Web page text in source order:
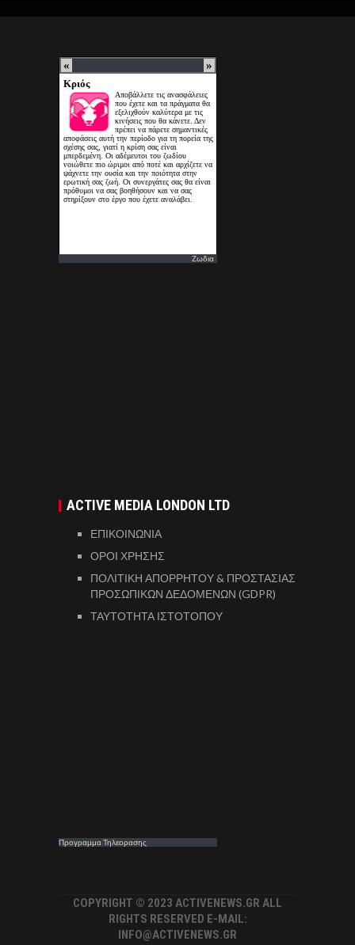
Ζωδια
ACTIVE MEDIA LONDON LTD
ΕΠΙΚΟΙΝΩΝΙΑ
ΟΡΟΙ ΧΡΗΣΗΣ
ΠΟΛΙΤΙΚΗ ΑΠΟΡΡΗΤΟΥ & ΠΡΟΣΤΑΣΙΑΣ
ΠΡΟΣΩΠΙΚΩΝ ΔΕΔΟΜΕΝΩΝ (GDPR)
ΤΑΥΤΟΤΗΤΑ ΙΣΤΟΤΟΠΟΥ
Προγραμμα Τηλεορασης
COPYRIGHT © 2023 ACTIVENEWS.GR ALL
RIGHTS RESERVED E-MAIL:
INFO@ACTIVENEWS.GR